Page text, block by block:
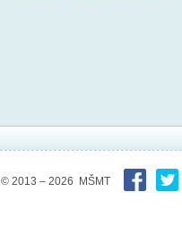
© 2013 – 2026 MŠMT